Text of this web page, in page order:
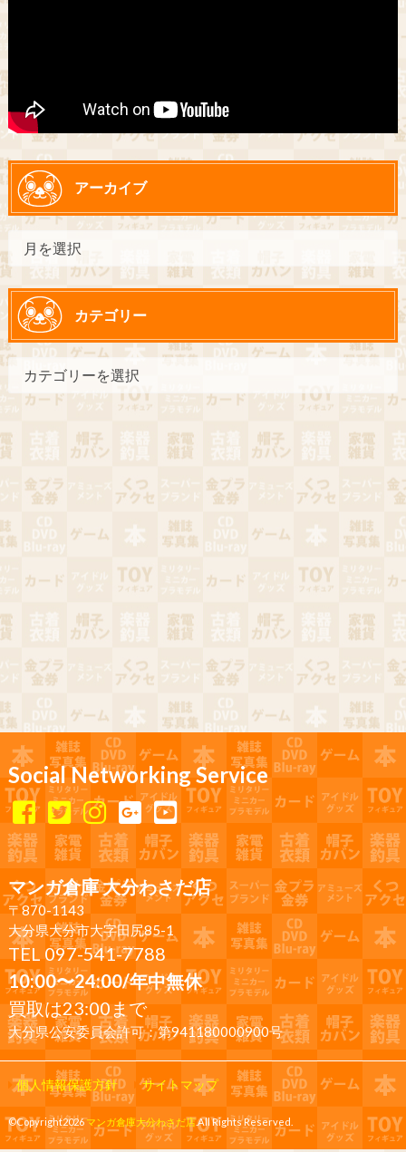
アーカイブ
カテゴリー
Social Networking Service
マンガ倉庫 大分わさだ店
〒870-1143
大分県大分市大字田尻85-1
TEL 097-541-7788
10:00〜24:00/年中無休
買取は23:00まで
大分県公安委員会許可：第941180000900号
個人情報保護方針 サイトマップ
©Copyright2026マンガ倉庫大分わさだ店.All Rights Reserved.